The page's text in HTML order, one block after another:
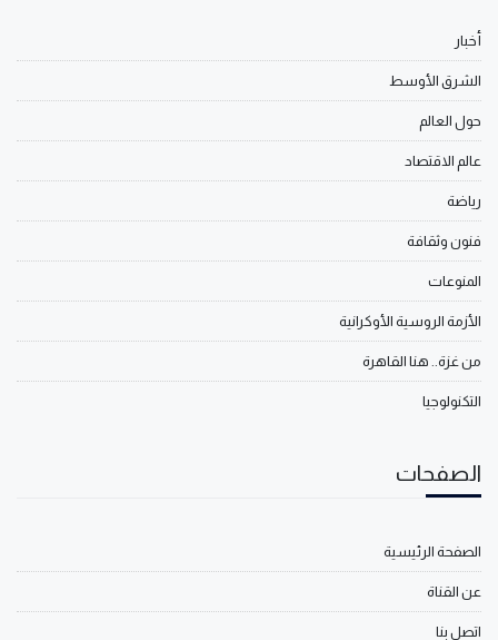
أخبار
الشرق الأوسط
حول العالم
عالم الاقتصاد
رياضة
فنون وثقافة
المنوعات
الأزمة الروسية الأوكرانية
من غزة.. هنا القاهرة
التكنولوجيا
الصفحات
الصفحة الرئيسية
عن القناة
اتصل بنا